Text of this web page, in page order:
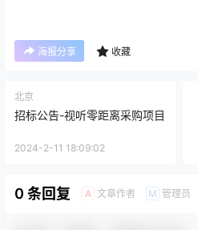
海报分享 收藏
北京
招标公告-视听零距离采购项目
2024-2-11 18:09:02
0 条回复 A 文章作者 M 管理员